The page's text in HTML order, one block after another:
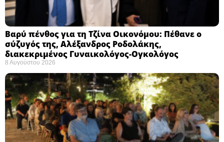
Βαρύ πένθος για τη Τζίνα Οικονόμου: Πέθανε ο
σύζυγός της, Αλέξανδρος Ροδολάκης,
διακεκριμένος Γυναικολόγος-Ογκολόγος
8 Αυγούστου 2026